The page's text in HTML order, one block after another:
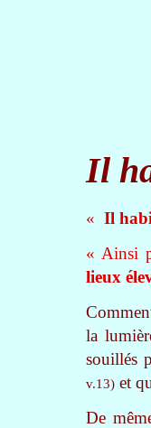
Il
« Il
« Ainsi
lieux
la
souillés
v.13) et
De